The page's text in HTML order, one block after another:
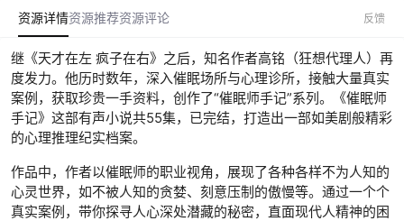
资源详情资源推荐资源评论 反馈
继《天才在左 疯子在右》之后，知名作者高铭（狂想代理人）再
度发力。他历时数年，深入催眠场所与心理诊所，接触大量真实
案例，获取珍贵一手资料，创作了“催眠师手记”系列。《催眠师
手记》这部有声小说共55集，已完结，打造出一部如美剧般精彩
的心理推理纪实档案。
作品中，作者以催眠师的职业视角，展现了各种各样不为人知的
心灵世界，如不被人知的贪婪、刻意压制的傲慢等。通过一个个
真实案例，带你探寻人心深处潜藏的秘密，直面现代人精神的困